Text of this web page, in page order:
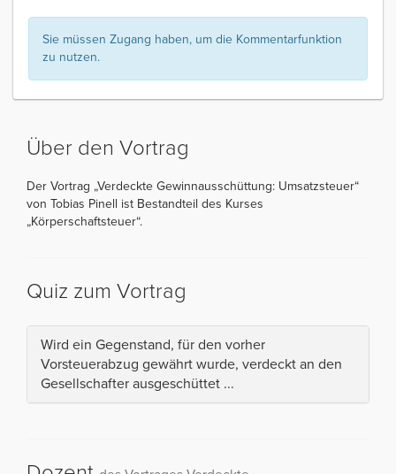
Sie müssen Zugang haben, um die Kommentarfunktion
zu nutzen.
Über den Vortrag
Der Vortrag „Verdeckte Gewinnausschüttung: Umsatzsteuer“
von Tobias Pinell ist Bestandteil des Kurses
„Körperschaftsteuer“.
Quiz zum Vortrag
Wird ein Gegenstand, für den vorher
Vorsteuerabzug gewährt wurde, verdeckt an den
Gesellschafter ausgeschüttet ...